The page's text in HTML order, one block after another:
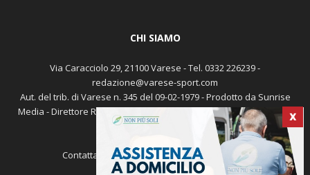
X
CHI SIAMO
Via Caracciolo 29, 21100 Varese - Tel. 0332 226239 -
redazione@varese-sport.com
Aut. del trib. di Varese n. 345 del 09-02-1979 - Prodotto da Sunrise
Media - Direttore Responsabile: Michele Marocco -Cookie policy
Pubblicità
Contattaci: redazione@varese-sport.com